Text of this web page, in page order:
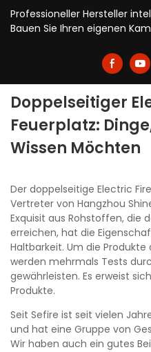
Professioneller Hersteller
Bauen Sie Ihren eigenen
Doppelseitiger
Feuerplatz:
Wissen Möchten
Der doppelseitige Electric
Vertreter von Hangzhou
Exquisit aus Rohstoffen, die
erreichen, hat die
Haltbarkeit. Um die
werden mehrmals Tests
gewährleisten. Es erweist
Produkte.
Seit Sefire ist seit vielen
und hat eine Gruppe von
Wir haben auch ein gutes